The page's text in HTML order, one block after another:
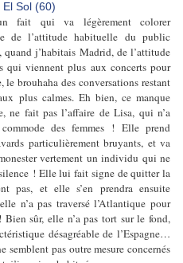
fait qui va légèrement colorer
de l’attitude habituelle du public
j’habitais Madrid, de l’attitude
qui viennent plus aux concerts pour
brouhaha des conversations restant
plus calmes. Eh bien, ce manque
ne fait pas l’affaire de Lisa, qui n’a
des femmes ! Elle prend
particulièrement bruyants, et va
vertement un individu qui ne
! Elle lui fait signe de quitter la
pas, et elle s’en prendra ensuite
n’a pas traversé l’Atlantique pour
sûr, elle n’a pas tort sur le fond,
désagréable de l’Espagne…
semblent pas outre mesure concernés